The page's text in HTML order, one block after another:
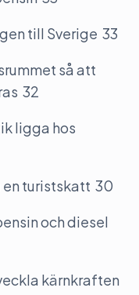
till Sverige 33
så att
32
ligga hos
en turistskatt 30
och diesel
kärnkraften